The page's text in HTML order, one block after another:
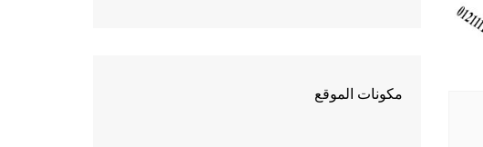
مكونات الموقع